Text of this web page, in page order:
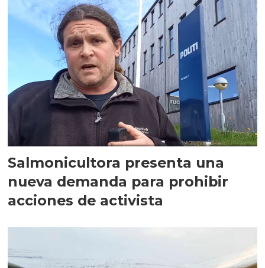
Salmonicultora presenta una
nueva demanda para prohibir
acciones de activista